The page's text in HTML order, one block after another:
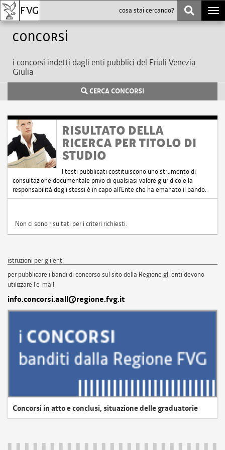
Concorsi
i concorsi indetti dagli enti pubblici del Friuli Venezia
Giulia
CERCA CONCORSI
RISULTATO DELLA
RICERCA PER TITOLO DI
STUDIO
I testi pubblicati costituiscono uno strumento di
consultazione documentale privo di qualsiasi valore giuridico e la
responsabilità degli stessi è in capo all'Ente che ha emanato il bando.
Non ci sono risultati per i criteri richiesti.
istruzioni per gli enti
per pubblicare i bandi di concorso sul sito della Regione gli enti devono
utilizzare l'e-mail
info.concorsi.aall@regione.fvg.it
Concorsi in atto e conclusi, situazione delle graduatorie